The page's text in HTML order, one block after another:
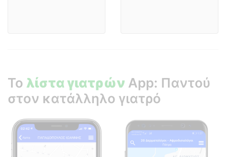
Το λίστα γιατρών App: Παντού
στον κατάλληλο γιατρό